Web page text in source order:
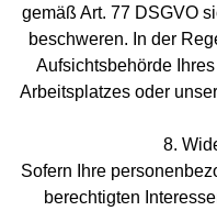
gemäß Art. 77 DSGVO
beschweren. In der
Aufsichtsbehörde
Arbeitsplatzes oder
8.
Sofern Ihre
berechtigten